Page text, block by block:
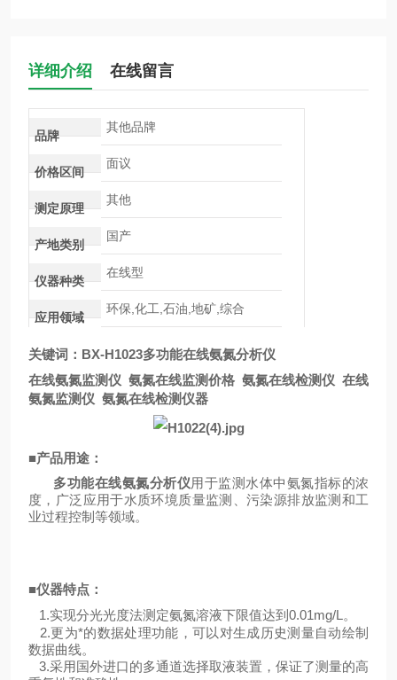
详细介绍 在线留言
品牌
其他品牌
价格区间
面议
测定原理
其他
产地类别
国产
仪器种类
在线型
应用领域
环保,化工,石油,地矿,综合
关键词：BX-H1023多功能在线氨氮分析仪
在线氨氮监测仪 氨氮在线监测价格 氨氮在线检测仪 在线
氨氮监测仪 氨氮在线检测仪器
■产品用途：
多功能在线氨氮分析仪用于监测水体中氨氮指标的浓
度，广泛应用于水质环境质量监测、污染源排放监测和工
业过程控制等领域。
■仪器特点：
1.实现分光光度法测定氨氮溶液下限值达到0.01mg/L。
2.更为*的数据处理功能，可以对生成历史测量自动绘制
数据曲线。
3.采用国外进口的多通道选择取液装置，保证了测量的高